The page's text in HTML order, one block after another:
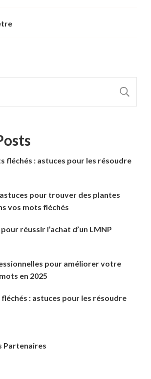
fléchés : astuces pour les résoudre
pour trouver des plantes
vos mots fléchés
réussir l’achat d’un LMNP
pour améliorer votre
en 2025
: astuces pour les résoudre
Partenaires